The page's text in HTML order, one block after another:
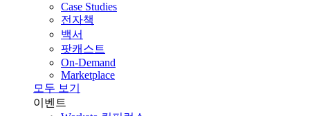
Case Studies
전자책
백서
팟캐스트
On-Demand
Marketplace
모두 보기
이벤트